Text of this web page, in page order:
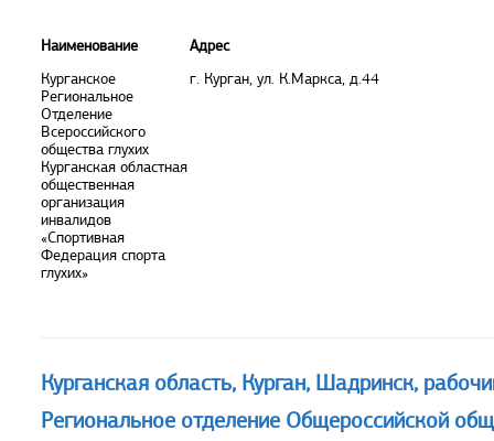
Наименование
Курганское
Региональное
Отделение
Всероссийского
общества глухих
Курганская областная
общественная
организация
инвалидов
«Спортивная
Федерация спорта
глухих»
Адрес
г. Курган, ул. К.Маркса, д.44
Курганская область, Курган, Шадринск,
Региональное отделение Общероссийской